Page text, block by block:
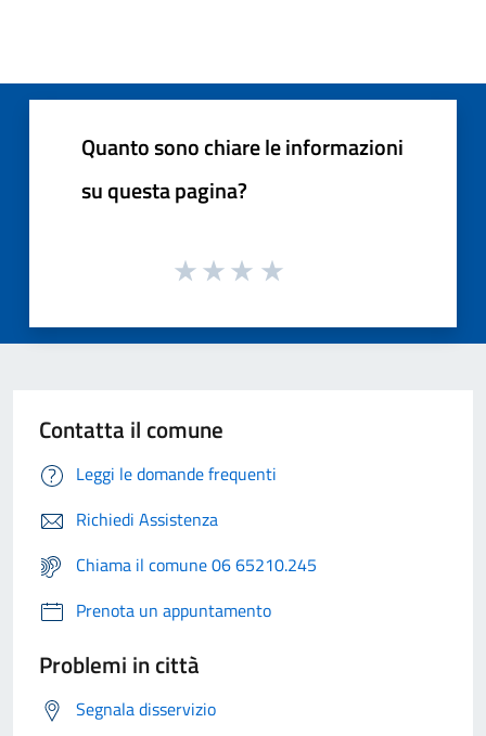
Quanto sono chiare le informazioni
su questa pagina?
Contatta il comune
Leggi le domande frequenti
Richiedi Assistenza
Chiama il comune 06 65210.245
Prenota un appuntamento
Problemi in città
Segnala disservizio